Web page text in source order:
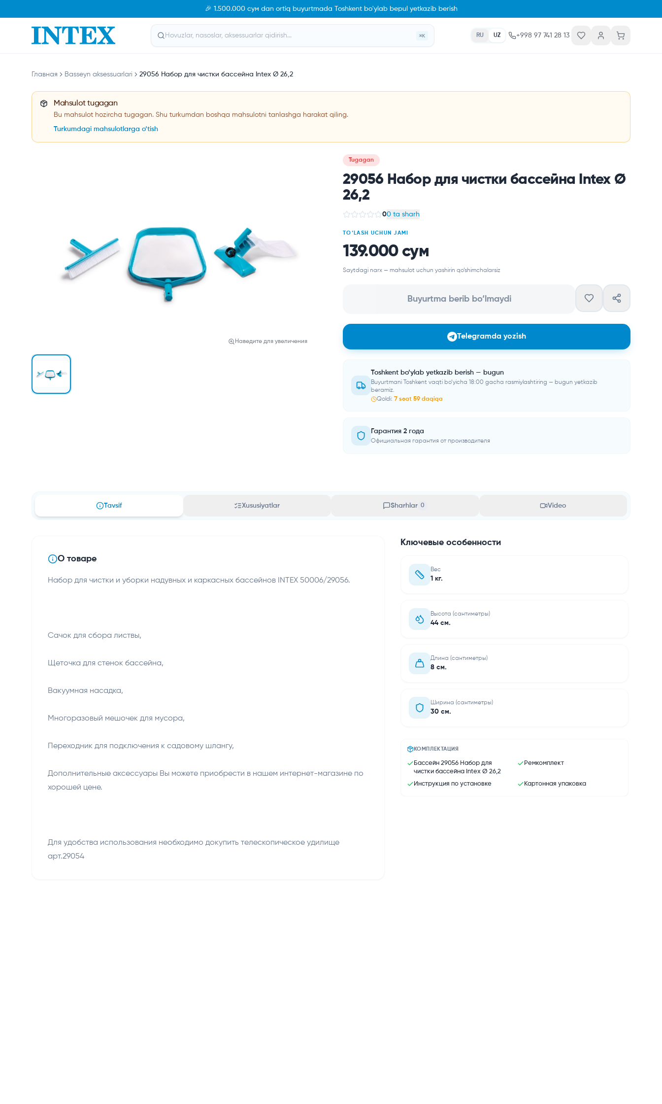
🎉 1.500.000 сум dan ortiq buyurtmada Toshkent bo'ylab bepul yetkazib berish
⌘K RU UZ +998 97 741 28 13
Главная Basseyn aksessuarlari 29056 Набор для чистки бассейна Intex Ø 26,2
Mahsulot tugagan
Bu mahsulot hozircha tugagan. Shu turkumdan boshqa mahsulotni tanlashga harakat qiling.
Turkumdagi mahsulotlarga o‘tish
Наведите для увеличения
Tugagan
29056 Набор для чистки бассейна Intex Ø
26,2
00 ta sharh
TO‘LASH UCHUN JAMI
139.000 сум
Saytdagi narx — mahsulot uchun yashirin qo‘shimchalarsiz
Buyurtma berib bo‘lmaydi
Telegramda yozish
Toshkent bo‘ylab yetkazib berish — bugun
Buyurtmani Toshkent vaqti bo‘yicha 18:00 gacha rasmiylashtiring — bugun yetkazib
beramiz.
Qoldi: 7 soat 59 daqiqa
Гарантия 2 года
Официальная гарантия от производителя
Tavsif Xususiyatlar Sharhlar 0 Video
О товаре
Набор для чистки и уборки надувных и каркасных бассейнов INTEX 50006/29056.
Сачок для сбора листвы,
Щеточка для стенок бассейна,
Вакуумная насадка,
Многоразовый мешочек для мусора,
Переходник для подключения к садовому шлангу,
Дополнительные аксессуары Вы можете приобрести в нашем интернет-магазине по
хорошей цене.
Для удобства использования необходимо докупить телескопическое удилище
арт.29054
Ключевые особенности
Вес
1 кг.
Высота (сантиметры)
44 см.
Длина (сантиметры)
8 см.
Ширина (сантиметры)
30 см.
КОМПЛЕКТАЦИЯ
Бассейн 29056 Набор для
чистки бассейна Intex Ø 26,2
Ремкомплект
Инструкция по установке Картонная упаковка